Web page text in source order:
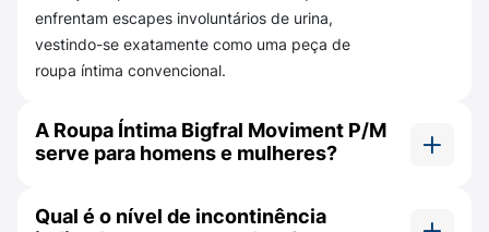
moderada a intensa. Foi desenvolvida
especialmente para mulheres, pois além de
ser discreta, tem toque suave como algodão
segundos mantendo a umidade longe da pele
e deixando-a até 2x mais seca. As barreiras
antivazamento e o controle de até 100% dos
você desfrute seu dia e se movimente com
enfrentam escapes involuntários de urina,
vestindo-se exatamente como uma peça de
roupa íntima convencional.
A Roupa Íntima Bigfral Moviment P/M
serve para homens e mulheres?
unissex, ajustando-se perfeitamente e
Qual é o nível de incontinência